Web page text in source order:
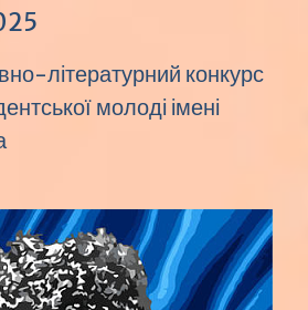
літературний конкурс
молоді імені